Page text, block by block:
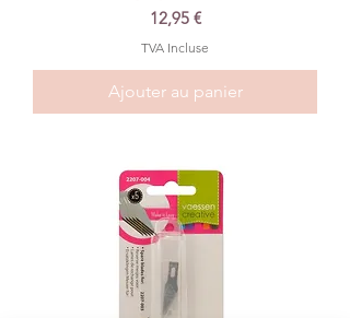
Prix
12,95 €
TVA Incluse
Ajouter au panier